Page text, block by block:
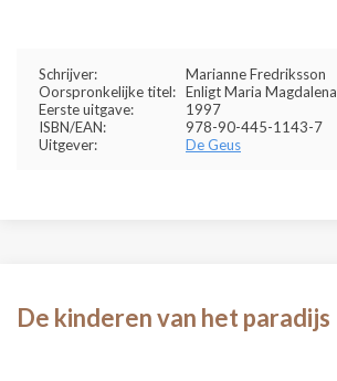
Schrijver:
Marianne Fredriksson
Oorspronkelijke titel: Enligt Maria Magdalena
Eerste uitgave:
1997
ISBN/EAN:
978-90-445-1143-7
Uitgever:
De Geus
De kinderen van het paradijs